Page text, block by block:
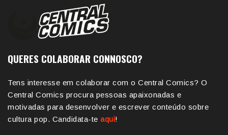
QUERES COLABORAR CONNOSCO?
Tens interesse em colaborar com o Central Comics? O
Central Comics procura pessoas apaixonadas e
motivadas para desenvolver e escrever conteúdo sobre
cultura pop. Candidata-te aqui!